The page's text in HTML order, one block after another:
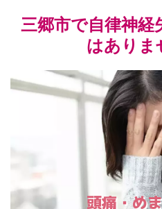
三郷市で自律神経
はありま
頭痛・め